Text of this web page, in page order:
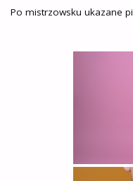
Po mistrzowsku ukazane